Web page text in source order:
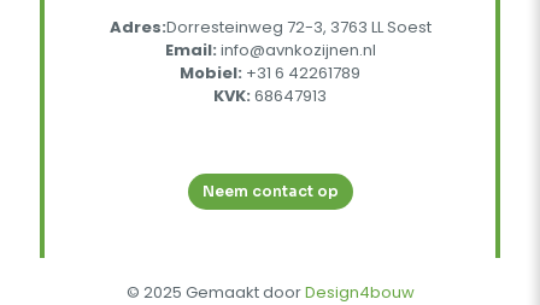
Adres:Dorresteinweg 72-3, 3763 LL Soest
Email: info@avnkozijnen.nl
Mobiel: +31 6 42261789
KVK: 68647913
Neem contact op
© 2025 Gemaakt doorDesign4bouw